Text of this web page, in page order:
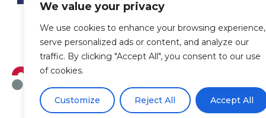
We value your privacy
We use cookies to enhance your browsing experience,
serve personalized ads or content, and analyze our
traffic. By clicking "Accept All", you consent to our use
of cookies.
Customize Reject All Accept All